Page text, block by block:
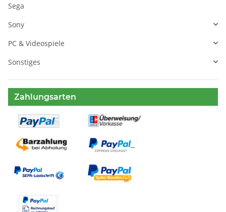
Sega
Sony
PC & Videospiele
Sonstiges
Zahlungsarten